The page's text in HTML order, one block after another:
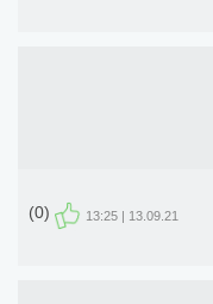
13.09.21 | 13:25
(0)